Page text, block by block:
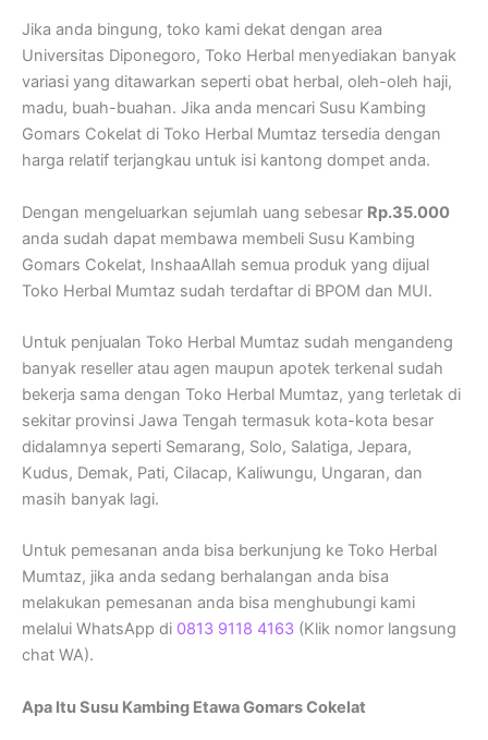
Jika anda bingung, toko kami dekat dengan area
Universitas Diponegoro, Toko Herbal menyediakan banyak
variasi yang ditawarkan seperti obat herbal, oleh-oleh haji,
madu, buah-buahan. Jika anda mencari Susu Kambing
Gomars Cokelat di Toko Herbal Mumtaz tersedia dengan
harga relatif terjangkau untuk isi kantong dompet anda.
Dengan mengeluarkan sejumlah uang sebesar Rp.35.000
anda sudah dapat membawa membeli Susu Kambing
Gomars Cokelat, InshaaAllah semua produk yang dijual
Toko Herbal Mumtaz sudah terdaftar di BPOM dan MUI.
Untuk penjualan Toko Herbal Mumtaz sudah mengandeng
banyak reseller atau agen maupun apotek terkenal sudah
bekerja sama dengan Toko Herbal Mumtaz, yang terletak di
sekitar provinsi Jawa Tengah termasuk kota-kota besar
didalamnya seperti Semarang, Solo, Salatiga, Jepara,
Kudus, Demak, Pati, Cilacap, Kaliwungu, Ungaran, dan
masih banyak lagi.
Untuk pemesanan anda bisa berkunjung ke Toko Herbal
Mumtaz, jika anda sedang berhalangan anda bisa
melakukan pemesanan anda bisa menghubungi kami
melalui WhatsApp di 0813 9118 4163 (Klik nomor langsung
chat WA).
Apa Itu Susu Kambing Etawa Gomars Cokelat